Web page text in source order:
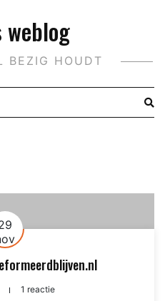
weblog
BEZIG HOUDT
1 reactie